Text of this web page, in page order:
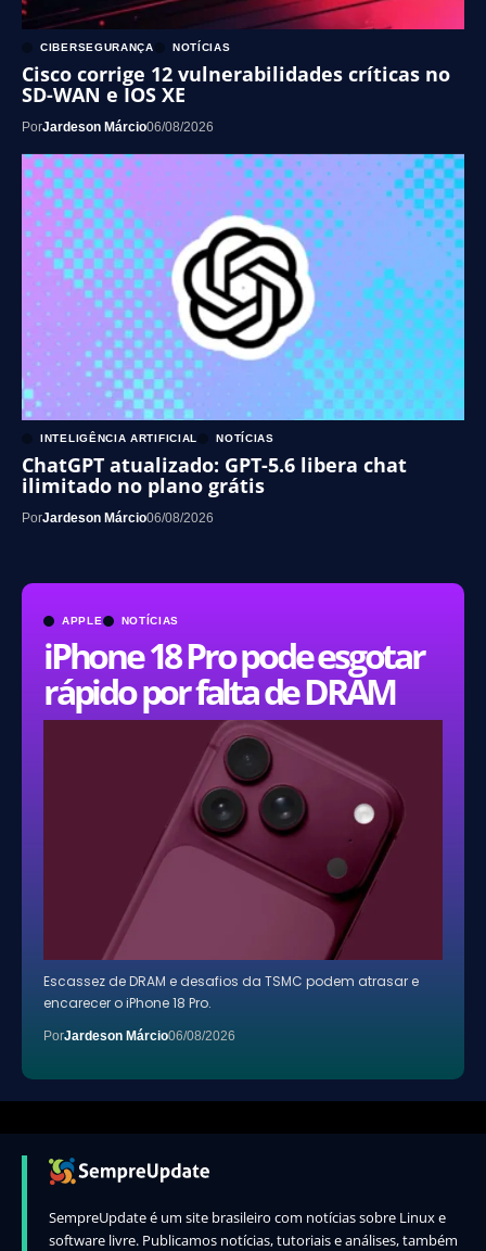
APPLE NOTÍCIAS
iPhone 18 Pro pode esgotar
rápido por falta de DRAM
Escassez de DRAM e desafios da TSMC podem atrasar e
encarecer o iPhone 18 Pro.
PorJardeson Márcio06/08/2026
CIBERSEGURANÇA NOTÍCIAS
Cisco corrige 12 vulnerabilidades críticas no
SD-WAN e IOS XE
PorJardeson Márcio06/08/2026
INTELIGÊNCIA ARTIFICIAL NOTÍCIAS
ChatGPT atualizado: GPT-5.6 libera chat
ilimitado no plano grátis
PorJardeson Márcio06/08/2026
SempreUpdate é um site brasileiro com notícias sobre Linux e
software livre. Publicamos notícias, tutoriais e análises, também